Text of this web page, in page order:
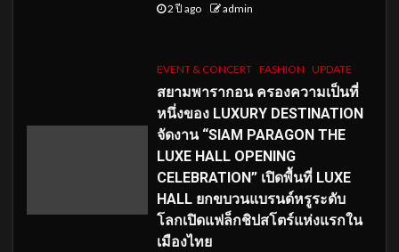
2 ปี ago admin
EVENT & CONCERT FASHION UPDATE
สยามพารากอน ครองความเป็นที่
หนึ่งของ LUXURY DESTINATION
จัดงาน “SIAM PARAGON THE
LUXE HALL OPENING
CELEBRATION” เปิดพื้นที่ LUXE
HALL ยกขบวนแบรนด์หรูระดับ
โลกเปิดแฟล็กชิปสโตร์แห่งแรกใน
เมืองไทย